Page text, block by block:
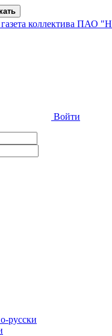
коллектива ПАО
Войти
русски